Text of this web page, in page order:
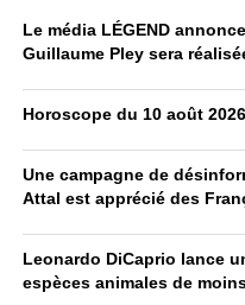
Le média LÉGEND
Guillaume Pley sera
Horoscope du 10 août 2026
Une campagne de
Attal est apprécié des
Leonardo DiCaprio lance
espèces animales de